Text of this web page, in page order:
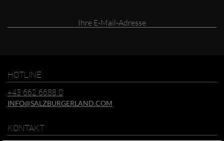
HOTLINE
+43 662 6688 0
INFO@SALZBURGERLAND.COM
KONTAKT